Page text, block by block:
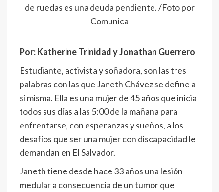
de ruedas es una deuda pendiente. /Foto por
Comunica
Por: Katherine Trinidad y Jonathan Guerrero
Estudiante, activista y soñadora, son las tres
palabras con las que Janeth Chávez se define a
sí misma. Ella es una mujer de 45 años que inicia
todos sus días a las 5:00 de la mañana para
enfrentarse, con esperanzas y sueños, a los
desafíos que ser una mujer con discapacidad le
demandan en El Salvador.
Janeth tiene desde hace 33 años una lesión
medular a consecuencia de un tumor que